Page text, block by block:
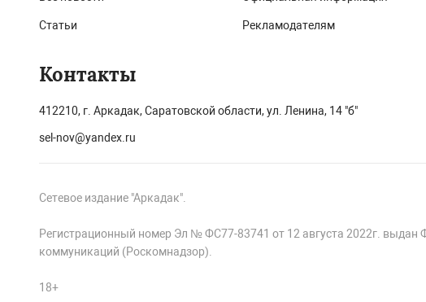
Статьи Рекламодателям
Контакты
412210, г. Аркадак, Саратовской области, ул. Ленина, 14 "б"
sel-nov@yandex.ru
Сетевое издание "Аркадак".
Регистрационный номер Эл № ФС77-83741 от 12 августа 2022г.
коммуникаций (Роскомнадзор).
18+